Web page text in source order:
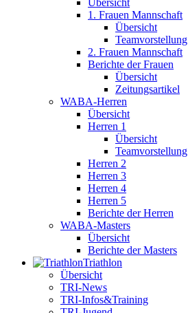
Übersicht
1. Frauen Mannschaft
Übersicht
Teamvorstellung
2. Frauen Mannschaft
Berichte der Frauen
Übersicht
Zeitungsartikel
WABA-Herren
Übersicht
Herren 1
Übersicht
Teamvorstellung
Herren 2
Herren 3
Herren 4
Herren 5
Berichte der Herren
WABA-Masters
Übersicht
Berichte der Masters
Triathlon
Übersicht
TRI-News
TRI-Infos&Training